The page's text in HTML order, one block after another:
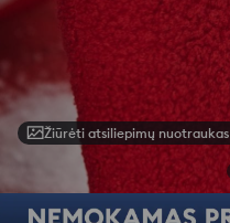
Žiūrėti atsiliepimų nuotraukas